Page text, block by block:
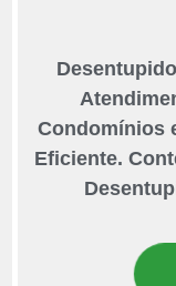
Condomínios
Eficiente.